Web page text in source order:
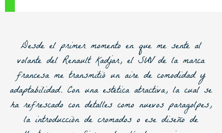
Desde el primer momento en que me senté al
volante del Renault Kadjar, el SUV de la marca
francesa me transmitió un aire de comodidad y
adaptabilidad. Con una estética atractiva, la cual se
ha refrescado con detalles como nuevos paragolpes,
la introducción de cromados o ese diseño de